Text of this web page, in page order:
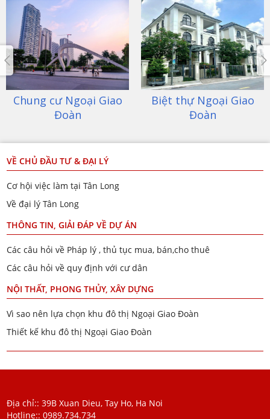
Biệt thự Ngoại Giao
Đoàn
Kosmo Tây Hồ
VỀ CHỦ ĐẦU TƯ & ĐẠI LÝ
Cơ hội việc làm tại Tân Long
Về đại lý Tân Long
THÔNG TIN, GIẢI ĐÁP VỀ DỰ ÁN
Các câu hỏi về Pháp lý , thủ tục mua, bán,cho thuê
Các câu hỏi về quy định với cư dân
NỘI THẤT, PHONG THỦY, XÂY DỰNG
Vì sao nên lựa chọn khu đô thị Ngoại Giao Đoàn
Thiết kế khu đô thị Ngoại Giao Đoàn
Địa chỉ:: 39B Xuan Dieu, Tay Ho, Ha Noi
Hotline::0989.734.734